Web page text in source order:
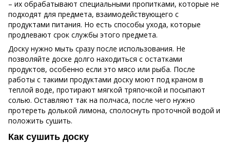
– их обрабатывают специальными пропитками, которые не
подходят для предмета, взаимодействующего с
продуктами питания. Но есть способы ухода, которые
продлевают срок службы этого предмета.
Доску нужно мыть сразу после использования. Не
позволяйте доске долго находиться с остатками
продуктов, особенно если это мясо или рыба. После
работы с такими продуктами доску моют под краном в
теплой воде, протирают мягкой тряпочкой и посыпают
солью. Оставляют так на полчаса, после чего нужно
протереть долькой лимона, сполоснуть проточной водой и
положить сушить.
Как сушить доску